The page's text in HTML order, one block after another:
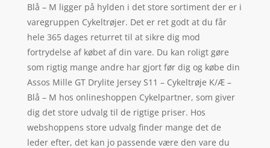
Blå – M ligger på hylden i det store sortiment der er i
varegruppen Cykeltrøjer. Det er ret godt at du får
hele 365 dages returret til at sikre dig mod
fortrydelse af købet af din vare. Du kan roligt gøre
som rigtig mange andre har gjort før dig og købe din
Assos Mille GT Drylite Jersey S11 – Cykeltrøje K/Æ –
Blå – M hos onlineshoppen Cykelpartner, som giver
dig det store udvalg til de rigtige priser. Hos
webshoppens store udvalg finder mange det de
leder efter, det kan jo passende være den vare du